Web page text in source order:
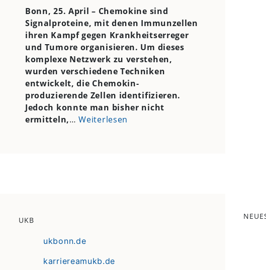
Bonn, 25. April – Chemokine sind
Signalproteine, mit denen Immunzellen
ihren Kampf gegen Krankheitserreger
und Tumore organisieren. Um dieses
komplexe Netzwerk zu verstehen,
wurden verschiedene Techniken
entwickelt, die Chemokin-
produzierende Zellen identifizieren.
Jedoch konnte man bisher nicht
ermitteln,…Weiterlesen
UKB
ukbonn.de
karriereamukb.de